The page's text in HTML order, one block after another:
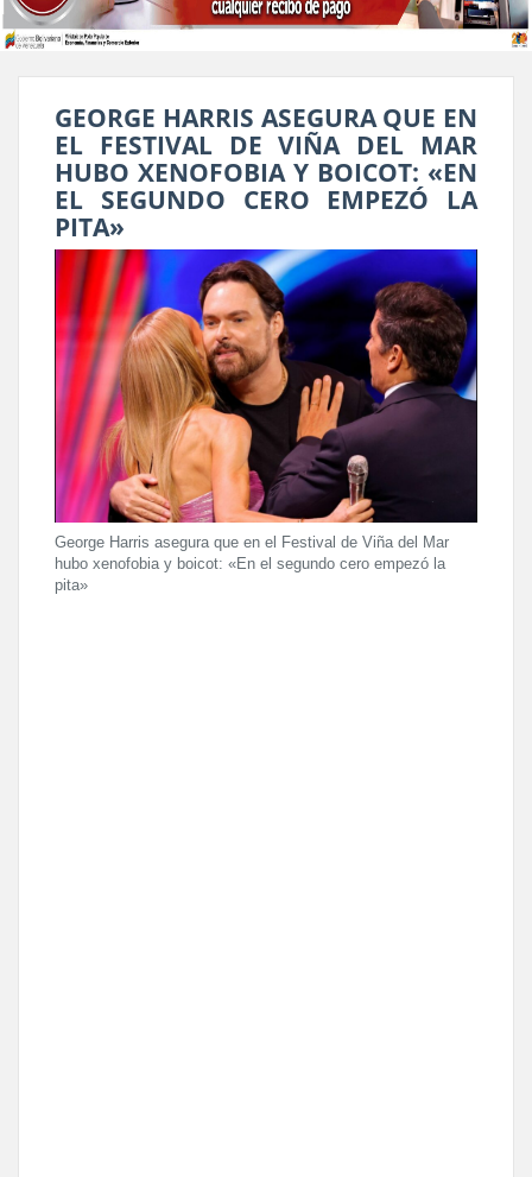
GEORGE HARRIS ASEGURA QUE EN
EL FESTIVAL DE VIÑA DEL MAR
HUBO XENOFOBIA Y BOICOT: «EN
EL SEGUNDO CERO EMPEZÓ LA
PITA»
George Harris asegura que en el Festival de Viña del Mar
hubo xenofobia y boicot: «En el segundo cero empezó la
pita»